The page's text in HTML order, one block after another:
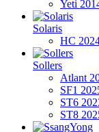
Yeti
Solaris
HC
Sollers
Atlant
SF1
ST6
ST8